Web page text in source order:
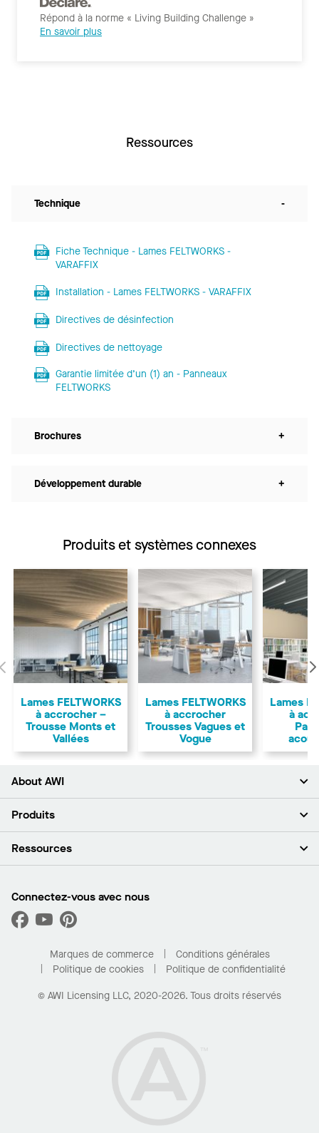
Répond à la norme « Living Building Challenge »
En savoir plus
Ressources
Technique -
Fiche Technique - Lames FELTWORKS -
VARAFFIX
Installation - Lames FELTWORKS - VARAFFIX
Directives de désinfection
Directives de nettoyage
Garantie limitée d’un (1) an - Panneaux
FELTWORKS
Brochures +
Développement durable +
Produits et systèmes connexes
Précédent
Lames FELTWORKS
à accrocher –
Trousse Monts et
Vallées
Lames FELTWORKS
à accrocher
Trousses Vagues et
Vogue
Lames
à
About AWI
À propos de nous
Espace presse
Quelles sont mes options d’achat?
Produits
Plafonds
Capacités sur mesure
Performance
Ressources
Trouver un distributeur
Trouver un distributeur
Pour la maison
Connectez-vous avec nous
Marques de commerce
Conditions générales
Politique de cookies
Politique de confidentialité
© AWI Licensing LLC, 2020-2026. Tous droits réservés